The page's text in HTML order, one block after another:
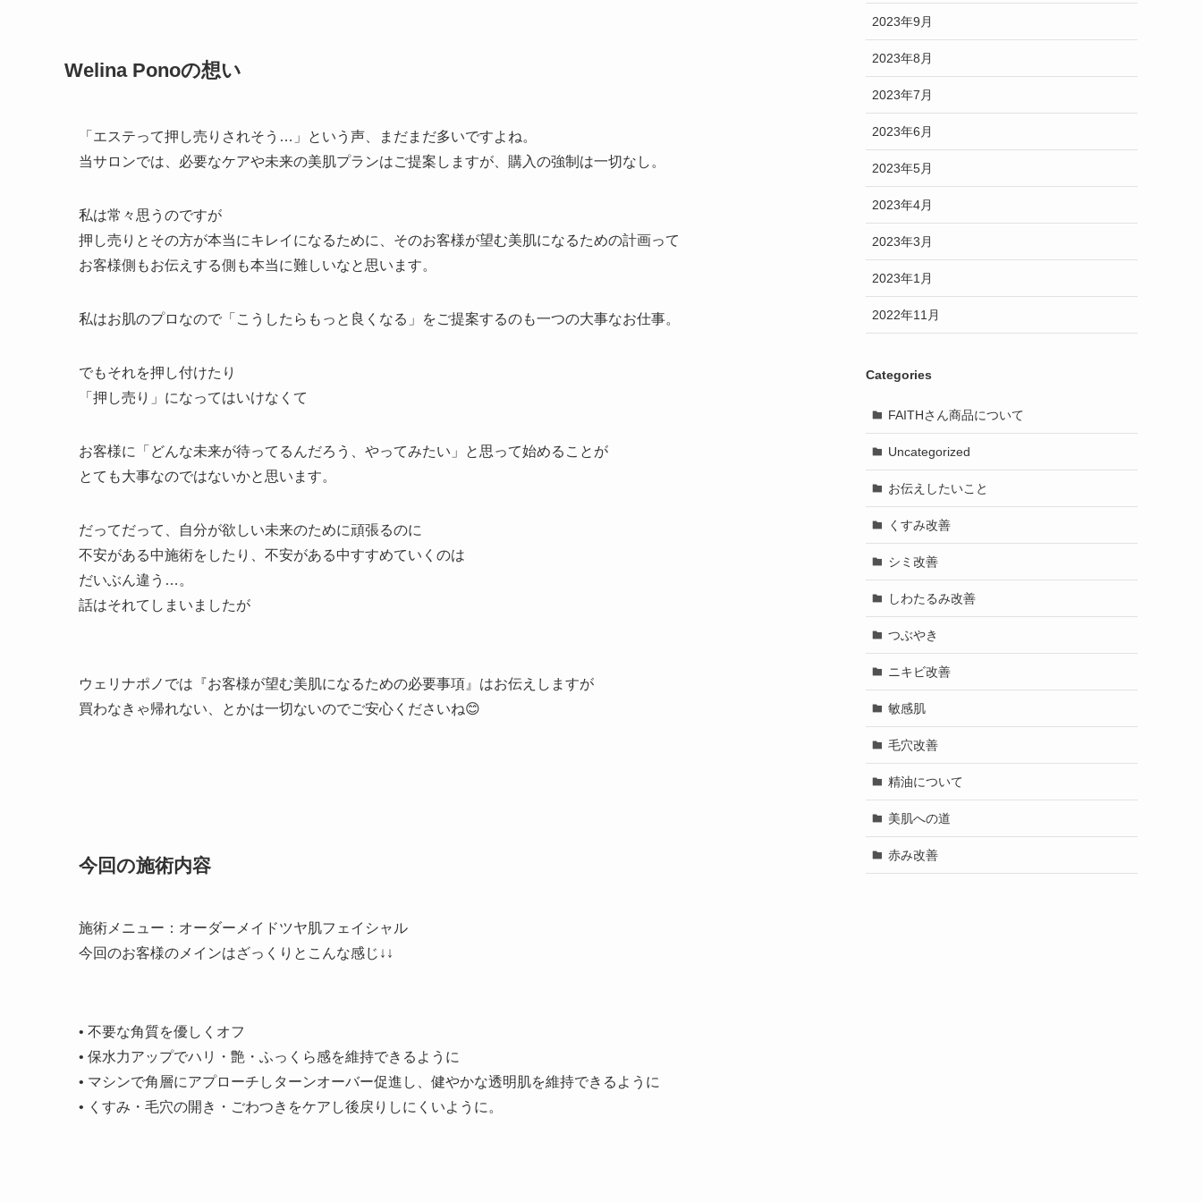
Welina Ponoの想い
「エステって押し売りされそう…」という声、まだまだ多いですよね。
当サロンでは、必要なケアや未来の美肌プランはご提案しますが、購入の強制は一切なし。
私は常々思うのですが
押し売りとその方が本当にキレイになるために、そのお客様が望む美肌になるための計画って
お客様側もお伝えする側も本当に難しいなと思います。
私はお肌のプロなので「こうしたらもっと良くなる」をご提案するのも一つの大事なお仕事。
でもそれを押し付けたり
「押し売り」になってはいけなくて
お客様に「どんな未来が待ってるんだろう、やってみたい」と思って始めることが
とても大事なのではないかと思います。
だってだって、自分が欲しい未来のために頑張るのに
不安がある中施術をしたり、不安がある中すすめていくのは
だいぶん違う…。
話はそれてしまいましたが
ウェリナポノでは『お客様が望む美肌になるための必要事項』はお伝えしますが
買わなきゃ帰れない、とかは一切ないのでご安心くださいね😊
今回の施術内容
施術メニュー：オーダーメイドツヤ肌フェイシャル
今回のお客様のメインはざっくりとこんな感じ↓↓
• 不要な角質を優しくオフ
• 保水力アップでハリ・艶・ふっくら感を維持できるように
• マシンで角層にアプローチしターンオーバー促進し、健やかな透明肌を維持できるように
• くすみ・毛穴の開き・ごわつきをケアし後戻りしにくいように。
2023年9月
2023年8月
2023年7月
2023年6月
2023年5月
2023年4月
2023年3月
2023年1月
2022年11月
Categories
FAITHさん商品について
Uncategorized
お伝えしたいこと
くすみ改善
シミ改善
しわたるみ改善
つぶやき
ニキビ改善
敏感肌
毛穴改善
精油について
美肌への道
赤み改善